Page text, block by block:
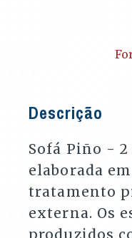
Descrição
Sofá Piño - 2
elaborada
tratamento
externa. Os
produzidos